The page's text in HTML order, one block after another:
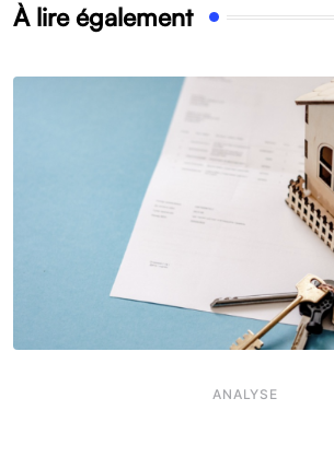
À lire également
ANALYSE